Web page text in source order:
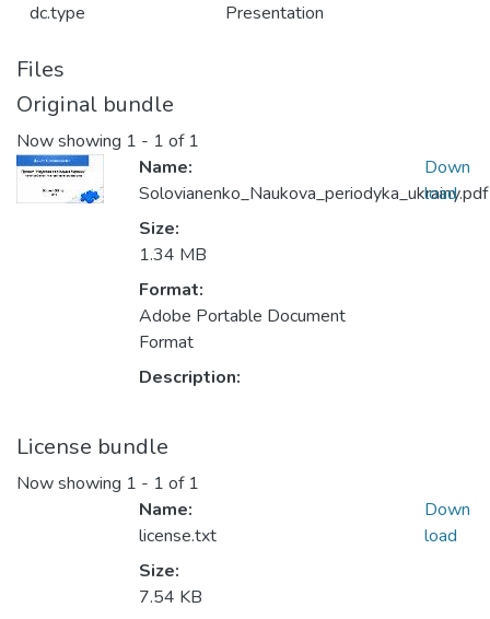
dc.type Presentation
Files
Original bundle
Now showing 1 - 1 of 1
Name:
Solovianenko_Naukova_periodyka_ukrainy.pdf
Size:
1.34 MB
Format:
Adobe Portable Document
Format
Description:
Down
load
License bundle
Now showing 1 - 1 of 1
Name:
license.txt
Size:
7.54 KB
Down
load